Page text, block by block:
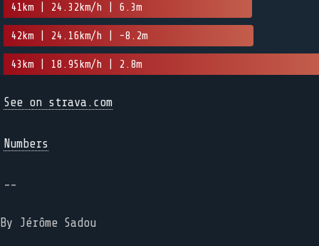
41km | 24.32km/h | 6.3m
42km | 24.16km/h | -8.2m
43km | 18.95km/h | 2.8m
See on strava.com
Numbers
--
By Jérôme Sadou